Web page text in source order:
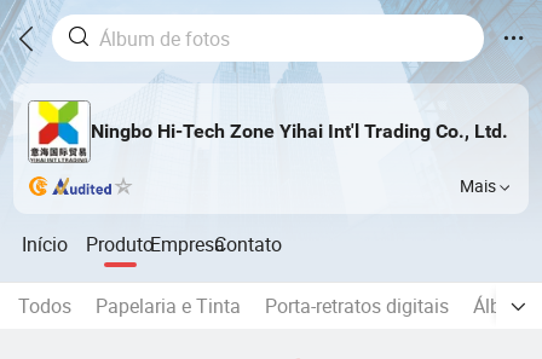
Ningbo Hi-Tech Zone Yihai Int'l Trading Co., Ltd.
Mais
Início ProdutoEmpresaContato
Todos Papelaria e Tinta Porta-retratos digitais Álbum